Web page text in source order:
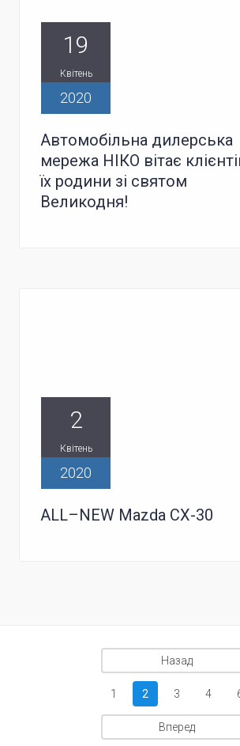
19
Квітень
2020
Автомобільна дилерська
мережа НІКО вітає
їх родини зі святом
Великодня!
2
Квітень
2020
ALL–NEW Mazda CX-30
Назад
1 2 3 4
Вперед